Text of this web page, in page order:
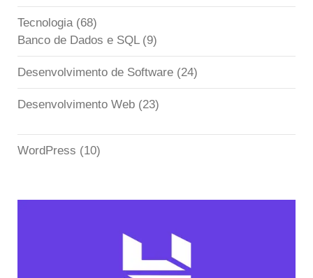
Tecnologia(68)
Banco de Dados e SQL(9)
Desenvolvimento de Software (24)
Desenvolvimento Web (23)
WordPress (10)